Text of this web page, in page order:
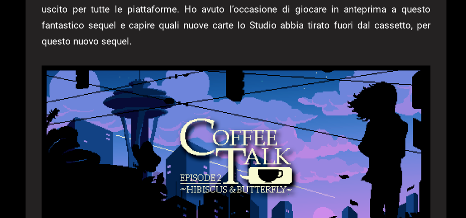
uscito per tutte le piattaforme. Ho avuto l’occasione di giocare in anteprima a questo
fantastico sequel e capire quali nuove carte lo Studio abbia tirato fuori dal cassetto, per
questo nuovo sequel.